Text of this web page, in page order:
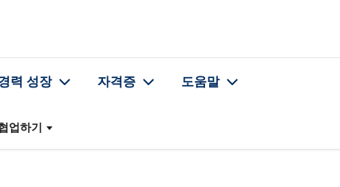
력 성장 자격증 도움말
업하기